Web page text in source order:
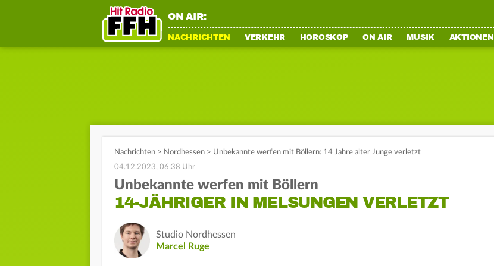
ON AIR:
NACHRICHTEN VERKEHR HOROSKOP ON AIR MUSIK AKTIONEN
Nachrichten > Nordhessen > Unbekannte werfen mit Böllern: 14 Jahre alter Junge verletzt
04.12.2023, 06:38 Uhr
Unbekannte werfen mit Böllern
14-JÄHRIGER IN MELSUNGEN VERLETZT
Studio Nordhessen
Marcel Ruge